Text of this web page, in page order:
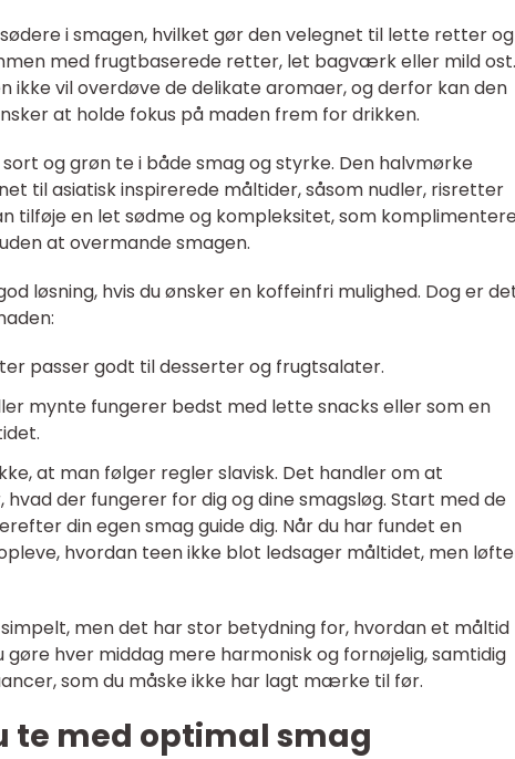
i smagen, hvilket gør den velegnet til lette retter og
med frugtbaserede retter, let bagværk eller mild ost.
ikke vil overdøve de delikate aromaer, og derfor kan den
at holde fokus på maden frem for drikken.
og grøn te i både smag og styrke. Den halvmørke
til asiatisk inspirerede måltider, såsom nudler, risretter
tilføje en let sødme og kompleksitet, som
at overmande smagen.
løsning, hvis du ønsker en koffeinfri mulighed. Dog er
passer godt til desserter og frugtsalater.
mynte fungerer bedst med lette snacks eller som en
at man følger regler slavisk. Det handler om at
der fungerer for dig og dine smagsløg. Start med de
din egen smag guide dig. Når du har fundet en
hvordan teen ikke blot ledsager måltidet, men
men det har stor betydning for, hvordan et måltid
hver middag mere harmonisk og fornøjelig, samtidig
som du måske ikke har lagt mærke til før.
te med optimal smag